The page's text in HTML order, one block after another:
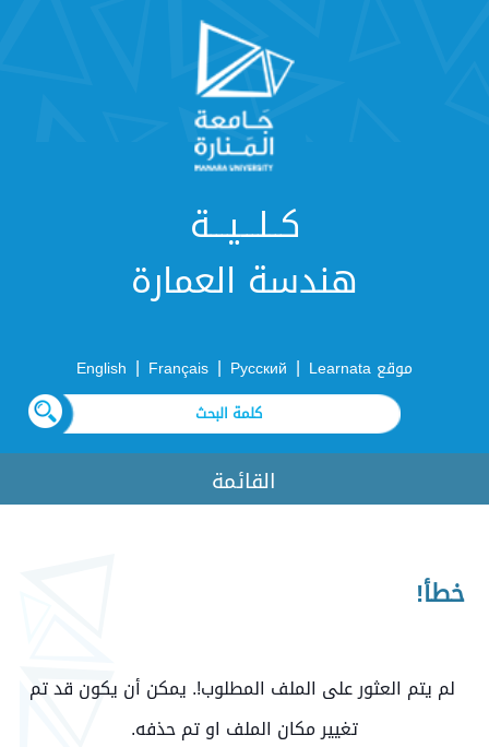
كــلـــيـــة
هندسة العمارة
موقع Learnata |
Русский
|
Français
|
English
القائمة
خطأ!
لم يتم العثور على الملف المطلوب!. يمكن أن يكون قد تم
تغيير مكان الملف او تم حذفه.